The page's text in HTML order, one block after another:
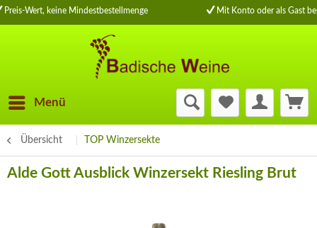
Preis-Wert, keine Mindestbestellmenge Mit Konto oder als Gast
Menü
Übersicht TOP Winzersekte
Alde Gott Ausblick Winzersekt Riesling Brut